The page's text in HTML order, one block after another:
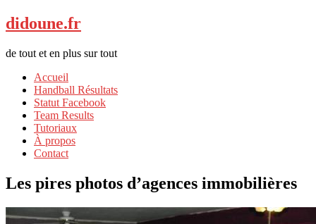
didoune.fr
de tout et en plus sur tout
Accueil
Handball Résultats
Statut Facebook
Team Results
Tutoriaux
À propos
Contact
Les pires photos d’agences immobilières